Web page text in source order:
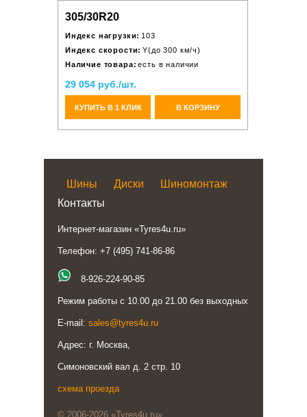
305/30R20
Индекс нагрузки: 103
Индекс скорости: Y(до 300 км/ч)
Наличие товара: есть в наличии
29 054 руб./шт.
КУПИТЬ В 1 КЛИК В КОРЗИНУ
Шины Диски
Шиномонтаж
Контакты
Интернет-магазин «Tyres4u.ru»
Телефон: +7 (495) 741-86-86
8-926-224-90-85
Режим работы с 10.00 до 21.00 без выходных
E-mail: sales@tyres4u.ru
Адрес: г. Москва,
Симоновский вал д. 2 стр. 10
схема проезда
© 2006-2026 «Tyres4u.ru»